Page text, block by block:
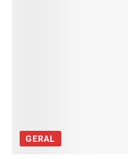
GERAL